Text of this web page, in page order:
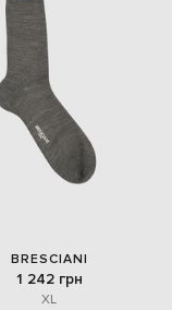
BRESCIANI
1 242 грн
XL